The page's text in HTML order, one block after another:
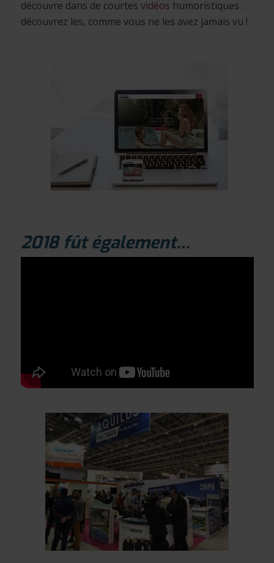
découvre dans de courtes vidéos humoristiques :
découvrez les, comme vous ne les avez jamais vu !
2018 fût également…